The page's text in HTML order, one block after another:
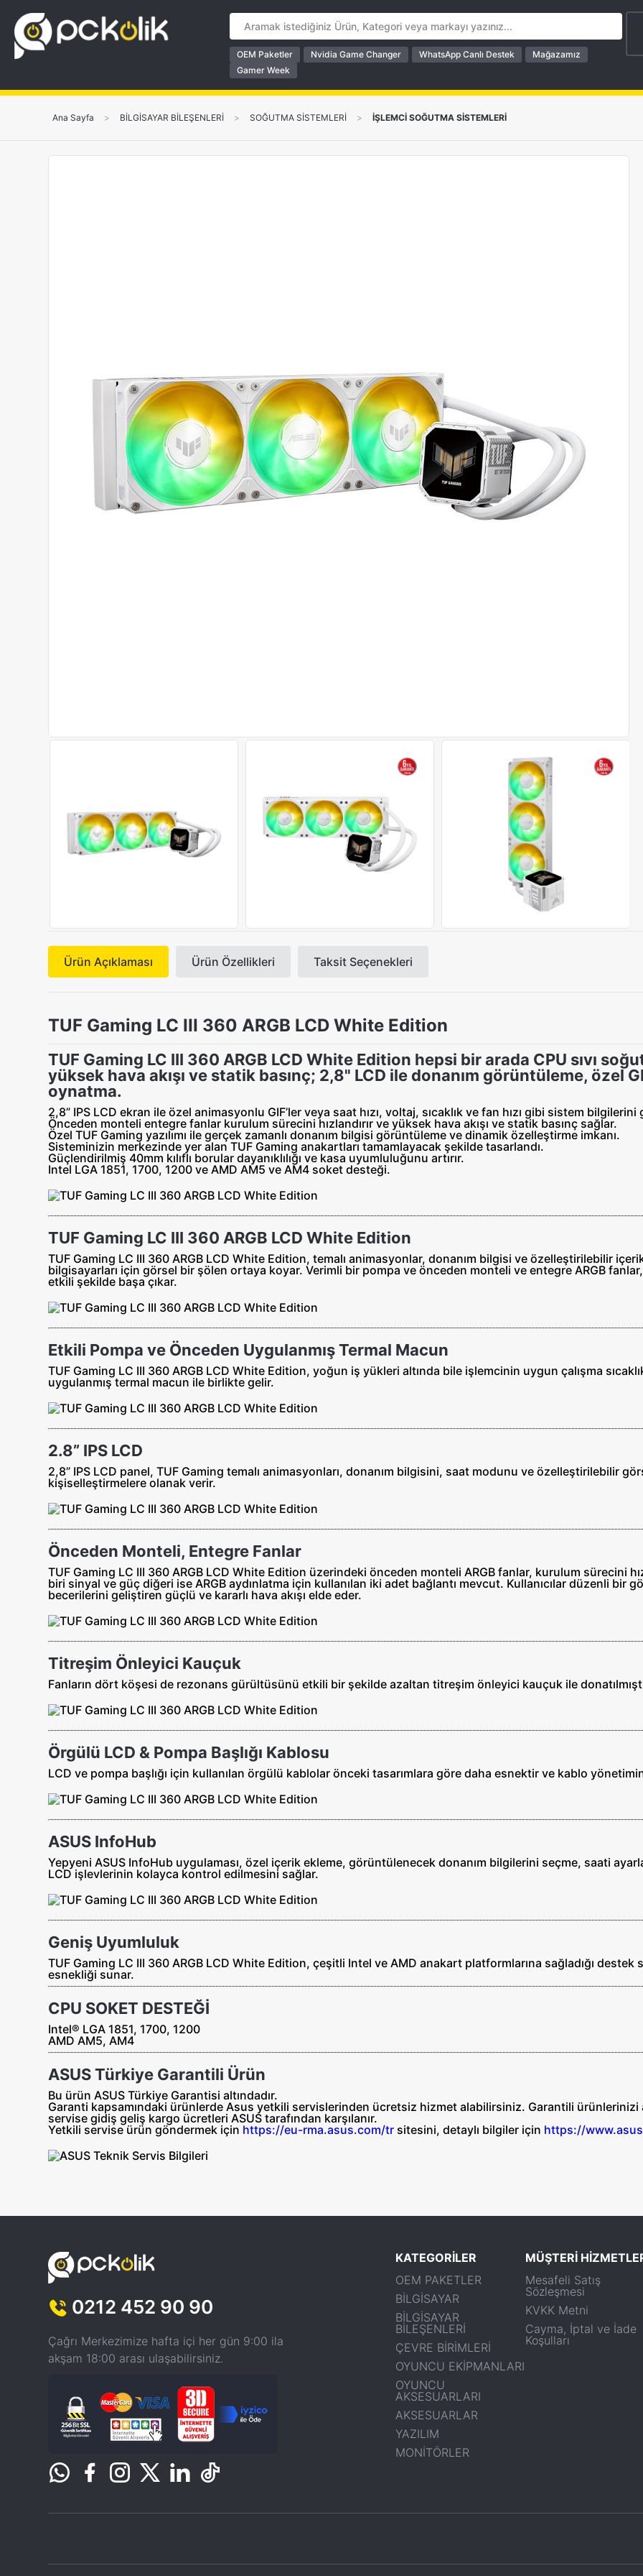
OEM Paketler Nvidia Game Changer WhatsApp Canlı Destek
Mağazamız
Gamer Week
Ana Sayfa > BİLGİSAYAR BİLEŞENLERİ > SOĞUTMA SİSTEMLERİ > İŞLEMCİ SOĞUTMA SİSTEMLERİ
Ürün Açıklaması Ürün Özellikleri Taksit Seçenekleri
TUF Gaming LC III 360 ARGB LCD White Edition
TUF Gaming LC III 360 ARGB LCD White Edition hepsi bir arada CPU sıvı
yüksek hava akışı ve statik basınç; 2,8" LCD ile donanım görüntüleme, özel
oynatma.
2,8” IPS LCD ekran ile özel animasyonlu GIF’ler veya saat hızı, voltaj, sıcaklık ve fan hızı gibi sistem
Önceden monteli entegre fanlar kurulum sürecini hızlandırır ve yüksek hava akışı ve statik basınç sağlar.
Özel TUF Gaming yazılımı ile gerçek zamanlı donanım bilgisi görüntüleme ve dinamik özelleştirme imkanı.
Sisteminizin merkezinde yer alan TUF Gaming anakartları tamamlayacak şekilde tasarlandı.
Güçlendirilmiş 40mm kılıflı borular dayanıklılığı ve kasa uyumluluğunu artırır.
Intel LGA 1851, 1700, 1200 ve AMD AM5 ve AM4 soket desteği.
TUF Gaming LC III 360 ARGB LCD White Edition
TUF Gaming LC III 360 ARGB LCD White Edition, temalı animasyonlar, donanım bilgisi ve özelleştirilebilir
bilgisayarları için görsel bir şölen ortaya koyar. Verimli bir pompa ve önceden monteli ve entegre ARGB fanlar,
etkili şekilde başa çıkar.
Etkili Pompa ve Önceden Uygulanmış Termal Macun
TUF Gaming LC III 360 ARGB LCD White Edition, yoğun iş yükleri altında bile işlemcinin uygun çalışma
uygulanmış termal macun ile birlikte gelir.
2.8” IPS LCD
2,8” IPS LCD panel, TUF Gaming temalı animasyonları, donanım bilgisini, saat modunu ve özelleştirilebilir
kişiselleştirmelere olanak verir.
Önceden Monteli, Entegre Fanlar
TUF Gaming LC III 360 ARGB LCD White Edition üzerindeki önceden monteli ARGB fanlar, kurulum sürecini
biri sinyal ve güç diğeri ise ARGB aydınlatma için kullanılan iki adet bağlantı mevcut. Kullanıcılar düzenli bir
becerilerini geliştiren güçlü ve kararlı hava akışı elde eder.
Titreşim Önleyici Kauçuk
Fanların dört köşesi de rezonans gürültüsünü etkili bir şekilde azaltan titreşim önleyici kauçuk ile
Örgülü LCD & Pompa Başlığı Kablosu
LCD ve pompa başlığı için kullanılan örgülü kablolar önceki tasarımlara göre daha esnektir ve kablo
ASUS InfoHub
Yepyeni ASUS InfoHub uygulaması, özel içerik ekleme, görüntülenecek donanım bilgilerini seçme, saati
LCD işlevlerinin kolayca kontrol edilmesini sağlar.
Geniş Uyumluluk
TUF Gaming LC III 360 ARGB LCD White Edition, çeşitli Intel ve AMD anakart platformlarına sağladığı
esnekliği sunar.
CPU SOKET DESTEĞİ
Intel® LGA 1851, 1700, 1200
AMD AM5, AM4
ASUS Türkiye Garantili Ürün
Bu ürün ASUS Türkiye Garantisi altındadır.
Garanti kapsamındaki ürünlerde Asus yetkili servislerinden ücretsiz hizmet alabilirsiniz. Garantili ürünlerinizi
servise gidiş geliş kargo ücretleri ASUS tarafından karşılanır.
Yetkili servise ürün göndermek için https://eu-rma.asus.com/tr sitesini, detaylı bilgiler için https://
0212 452 90 90
Çağrı Merkezimize hafta içi her gün 9:00 ila
akşam 18:00 arası ulaşabilirsiniz.
KATEGORİLER
OEM PAKETLER
BİLGİSAYAR
BİLGİSAYAR
BİLEŞENLERİ
ÇEVRE BİRİMLERİ
OYUNCU EKİPMANLARI
OYUNCU
AKSESUARLARI
AKSESUARLAR
YAZILIM
MONİTÖRLER
MÜŞTERİ
Mesafeli Satış
Sözleşmesi
KVKK Metni
Cayma, İptal ve İade
Koşulları